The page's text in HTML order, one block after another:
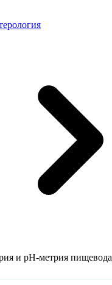
и pH-метрия пищевода